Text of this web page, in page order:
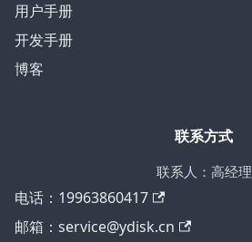
用户手册
开发手册
博客
联系方式
联系人：高经理
电话：19963860417
邮箱：service@ydisk.cn